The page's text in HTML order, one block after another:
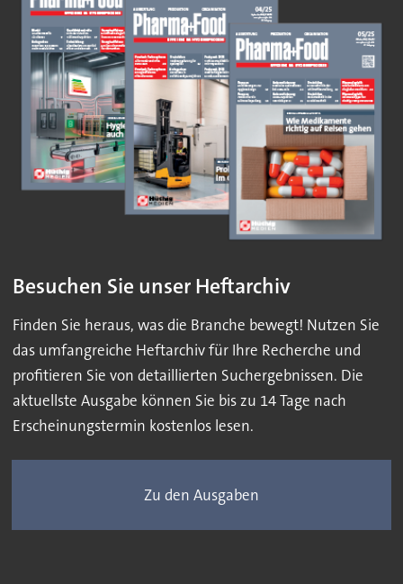
Besuchen Sie unser Heftarchiv
Finden Sie heraus, was die Branche bewegt! Nutzen Sie
das umfangreiche Heftarchiv für Ihre Recherche und
profitieren Sie von detaillierten Suchergebnissen. Die
aktuellste Ausgabe können Sie bis zu 14 Tage nach
Erscheinungstermin kostenlos lesen.
Zu den Ausgaben